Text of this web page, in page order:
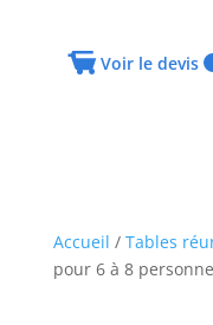
Voir le devis
Accueil / Tables
pour 6 à 8